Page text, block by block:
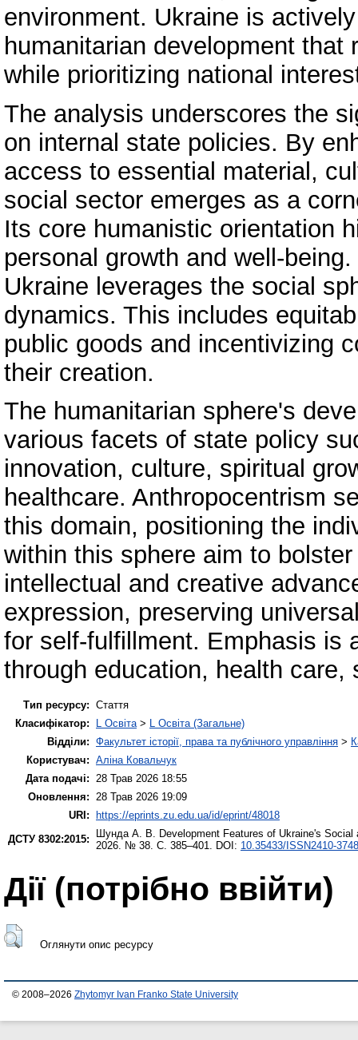
environment. Ukraine is
humanitarian development
while prioritizing national
The analysis underscores the
on internal state policies. By
access to essential material,
social sector emerges as a
Its core humanistic orientation
personal growth and well-
Ukraine leverages the social
dynamics. This includes
public goods and incentivizing
their creation.
The humanitarian sphere's
various facets of state policy
innovation, culture, spiritual
healthcare. Anthropocentrism
this domain, positioning the
within this sphere aim to
intellectual and creative
expression, preserving
for self-fulfillment. Emphasis is
through education, health
Тип ресурсу: Стаття
Класифікатор:
L Освіта> L Освіта (Загальне)
Відділи: Факультет історії, права та публічного управління >
Користувач: Аліна Ковальчук
Дата подачі: 28 Трав 2026 18:55
Оновлення: 28 Трав 2026 19:09
URI:
https://eprints.zu.edu.ua/id/eprint/48018
ДСТУ 8302:2015:
Шунда А. В. Development Features of Ukraine's
2026. № 38. С. 385–401. DOI: 10.35433/ISSN2410-
Дії ​​(потрібно ввійти)
Оглянути опис ресурсу
© 2008–2026 Zhytomyr Ivan Franko State University